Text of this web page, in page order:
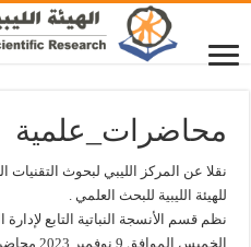
محاضرات_علمية
نقلا عن المركز الليبي لبحوث التقنيات
للهيئة الليبية للبحث العلمي .
نظم قسم الأنسجة النباتية التابع
الخميس الموافق 9 نوفمبر 2023 محاضرة علمية بعنوان /